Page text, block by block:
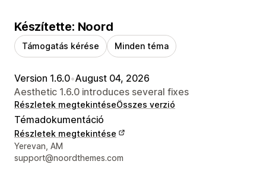
Készítette: Noord
Támogatás kérése Minden téma
Version 1.6.0•August 04, 2026
Aesthetic 1.6.0 introduces several fixes
Részletek megtekintéseÖsszes verzió
Témadokumentáció
Részletek megtekintése
Dizájner kapcsolattartási adatai
Yerevan, AM
support@noordthemes.com